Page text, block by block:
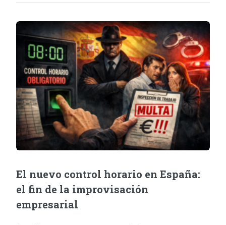
El nuevo control horario en España:
el fin de la improvisación
empresarial